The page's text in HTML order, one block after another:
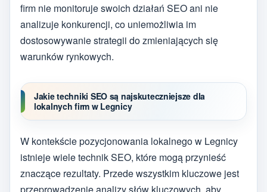
firm nie monitoruje swoich działań SEO ani nie
analizuje konkurencji, co uniemożliwia im
dostosowywanie strategii do zmieniających się
warunków rynkowych.
Jakie techniki SEO są najskuteczniejsze dla
lokalnych firm w Legnicy
W kontekście pozycjonowania lokalnego w Legnicy
istnieje wiele technik SEO, które mogą przynieść
znaczące rezultaty. Przede wszystkim kluczowe jest